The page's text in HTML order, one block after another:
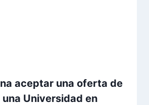
aceptar una oferta de
Universidad en